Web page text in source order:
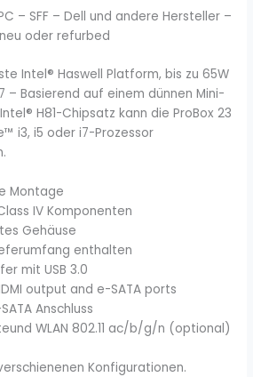
– SFF – Dell und andere Hersteller –
neu oder refurbed
Intel® Haswell Platform, bis zu 65W
– Basierend auf einem dünnen Mini-
H81-Chipsatz kann die ProBox 23
i3, i5 oder i7-Prozessor
Montage
IV Komponenten
Gehäuse
enthalten
mit USB 3.0
output and e-SATA ports
Anschluss
WLAN 802.11 ac/b/g/n (optional)
Konfigurationen.